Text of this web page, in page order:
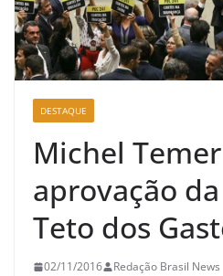
DESTAQUE
Michel
aprovação da
Teto dos
02/11/2016 Redação Brasil News